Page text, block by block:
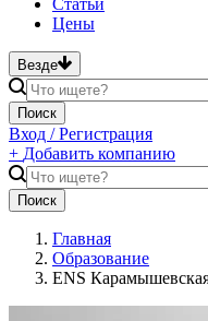
Цены
Везде
Поиск
Вход / Регистрация
+ Добавить компанию
Поиск
Главная
Образование
ENS